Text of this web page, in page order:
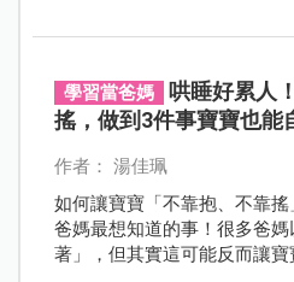
學習當爸媽
哄睡好累人
搖，做到3件事寶寶也能
作者： 湯佳珮
如何讓寶寶「不靠抱、不靠
爸媽最想知道的事！很多爸
著」，但其實這可能反而讓